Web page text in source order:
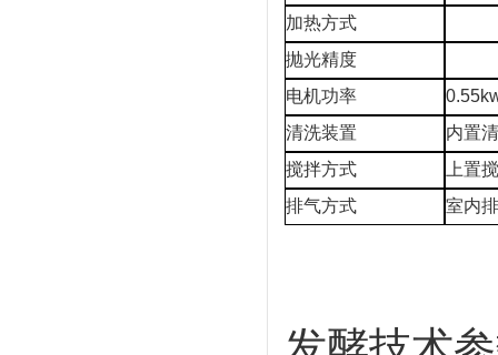
加热方式
抛光精度
电机功率
0.55
清洗装置
内置
搅拌方式
上置
排气方式
室内